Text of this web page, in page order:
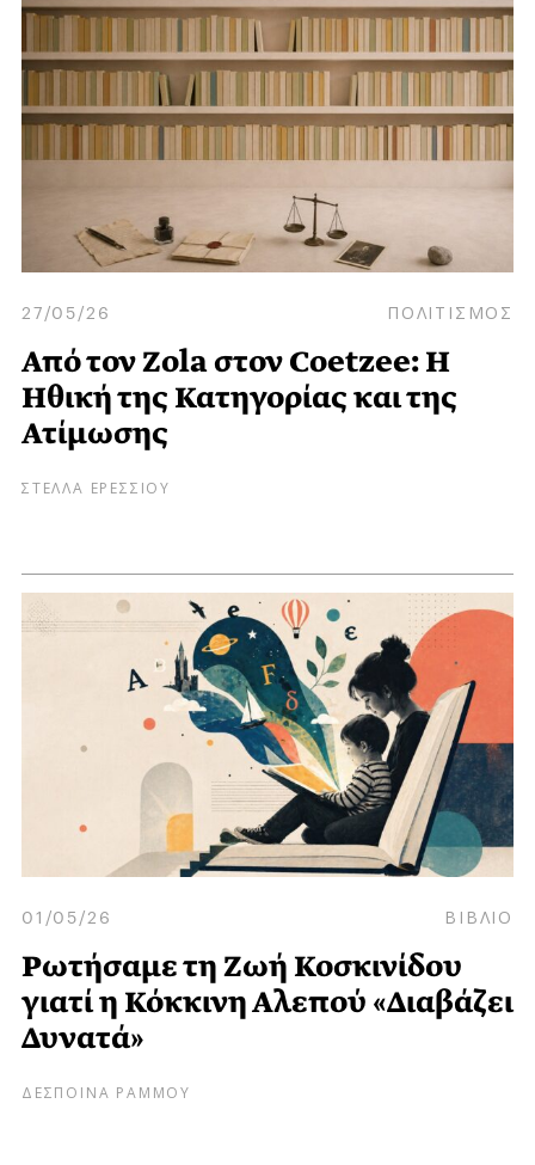
27/05/26 ΠΟΛΙΤΙΣΜΟΣ
Από τον Zola στον Coetzee: Η
Ηθική της Κατηγορίας και της
Ατίμωσης
ΣΤΕΛΛΑ ΕΡΕΣΣΙΟΥ
01/05/26 ΒΙΒΛΙΟ
Ρωτήσαμε τη Ζωή Κοσκινίδου
γιατί η Κόκκινη Αλεπού «Διαβάζει
Δυνατά»
ΔΕΣΠΟΙΝΑ ΡΑΜΜΟΥ